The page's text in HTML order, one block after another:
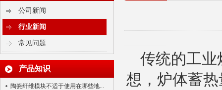
公司新闻
行业新闻
常见问题
产品知识
陶瓷纤维模块不适于使用在哪些地...
陶瓷纤维模块
传统的工业
想，炉体蓄